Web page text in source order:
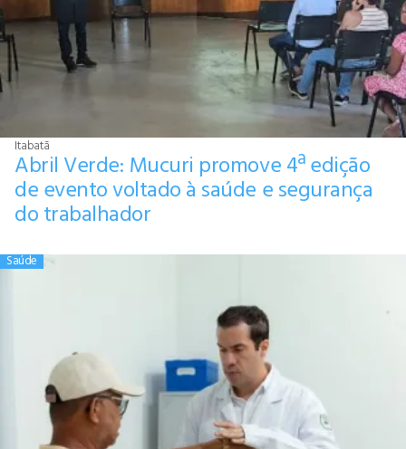
Itabatã
Abril Verde: Mucuri promove 4ª edição
de evento voltado à saúde e segurança
do trabalhador
Saúde